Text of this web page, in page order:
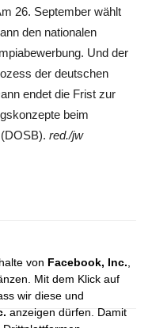
26. September wählt
den nationalen
Und der
der deutschen
endet die Frist zur
beim
red./jw
von Facebook, Inc.
Mit dem Klick auf
wir diese und
anzeigen dürfen. Damit